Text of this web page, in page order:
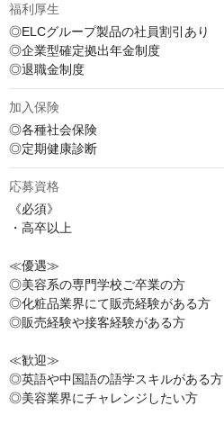
福利厚生
◎ELCグループ製品の社員割引あり
◎企業型確定拠出年金制度
◎退職金制度
加入保険
◎各種社会保険
◎定期健康診断
応募資格
《必須》
・高卒以上
≪優遇≫
◎美容系の専門学校ご卒業の方
◎化粧品業界にて販売経験がある方
◎販売経験や接客経験がある方
≪歓迎≫
◎英語や中国語の語学スキルがある方
◎美容業界にチャレンジしたい方